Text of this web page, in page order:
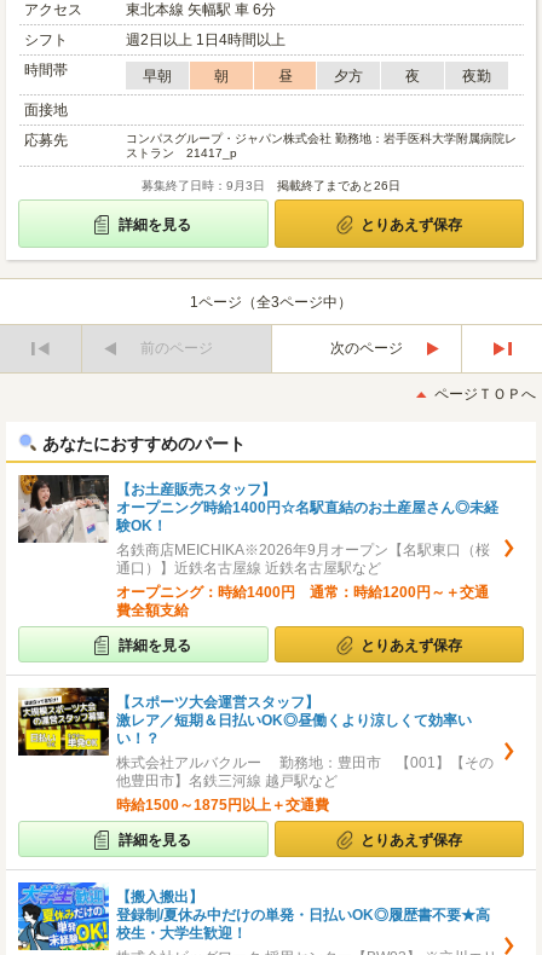
アクセス
東北本線 矢幅駅 車 6分
シフト
週2日以上 1日4時間以上
時間帯
早朝 朝 昼 夕方 夜
夜勤
面接地
応募先
コンパスグループ・ジャパン株式会社 勤務地：岩手医科大学附属病院レ
ストラン 21417_p
募集終了日時：9月3日 掲載終了まであと26日
詳細を見る とりあえず保存
1ページ（全3ページ中）
前のページ
次のページ
後
ページＴＯＰへ
あなたにおすすめのパート
【お土産販売スタッフ】
オープニング時給1400円☆名駅直結のお土産屋さん◎未経
験OK！
名鉄商店MEICHIKA※2026年9月オープン【名駅東口（桜
通口）】近鉄名古屋線 近鉄名古屋駅など
オープニング：時給1400円 通常：時給1200円～＋交通
費全額支給
詳細を見る とりあえず保存
【スポーツ大会運営スタッフ】
激レア／短期＆日払いOK◎昼働くより涼しくて効率い
い！？
株式会社アルバクルー 勤務地：豊田市 【001】【その
他豊田市】名鉄三河線 越戸駅など
時給1500～1875円以上＋交通費
詳細を見る とりあえず保存
【搬入搬出】
登録制/夏休み中だけの単発・日払いOK◎履歴書不要★高
校生・大学生歓迎！